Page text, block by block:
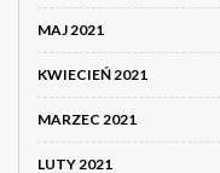
MAJ 2021
KWIECIEŃ 2021
MARZEC 2021
LUTY 2021